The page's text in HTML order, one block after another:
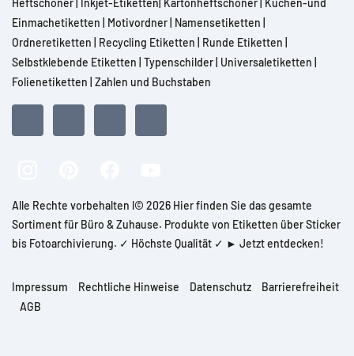
Einmachetiketten
Motivordner Namensetiketten
Ordneretiketten
Recycling Etiketten Runde Etiketten
Selbstklebende Etiketten Typenschilder Universaletiketten
Folienetiketten Zahlen und Buchstaben
Alle Rechte vorbehalten l© 2026 Hier finden Sie das gesamte
Sortiment für Büro & Zuhause. Produkte von Etiketten über Sticker
bis Fotoarchivierung. ✓ Höchste Qualität ✓ ► Jetzt entdecken!
Impressum Rechtliche Hinweise Datenschutz
Barrierefreiheit
AGB